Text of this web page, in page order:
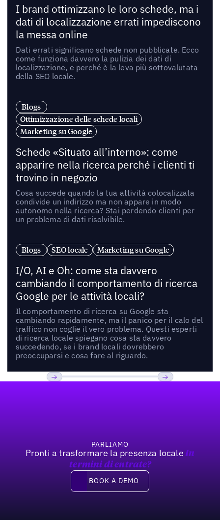
I brand ottimizzano le loro schede, ma i
dati di localizzazione errati impediscono
la messa online
Dati errati significano schede non pubblicate. Ecco
come funziona davvero la pulizia dei dati di
localizzazione, e perché è la leva più sottovalutata
della SEO locale.
Blogs
Ottimizzazione delle schede locali
Marketing su Google
Schede «Situato all’interno»: come
apparire nella ricerca perché i clienti ti
trovino in negozio
Cosa succede quando la tua attività colocalizzata
condivide un indirizzo ma non appare in modo
autonomo nella ricerca? Stai perdendo clienti per
un problema di dati risolvibile.
Blogs SEO locale Marketing su Google
I/O, AI e Oh: come sta davvero
cambiando il comportamento di ricerca
Google per le attività locali?
Il comportamento di ricerca su Google sta
cambiando rapidamente, ma il panico per il calo del
traffico non coglie il vero problema. Questi esperti
di ricerca locale spiegano cosa sta davvero
succedendo, se i brand locali dovrebbero
preoccuparsi e cosa fare al riguardo.
PARLIAMO
Pronti a trasformare la presenza locale In
termini di entrate?
Book a demo
BOOK A DEMO